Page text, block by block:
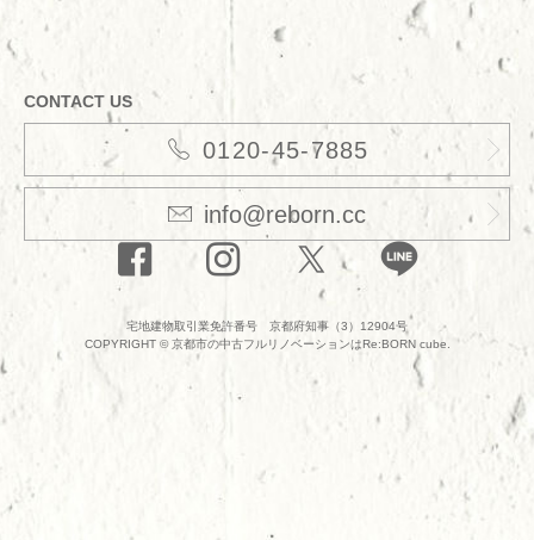
CONTACT US
0120-45-7885
info@reborn.cc
宅地建物取引業免許番号 京都府知事（3）12904号
COPYRIGHT ©京都市の中古フルリノベーションはRe:BORN cube.